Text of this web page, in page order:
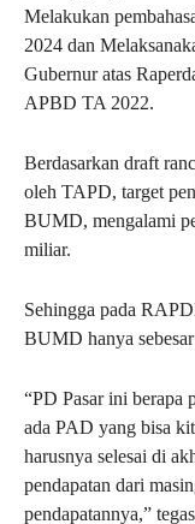
Melakukan
2024 dan
Gubernur atas
APBD TA 2022.
Berdasarkan draft
oleh TAPD, target
BUMD, mengalami
miliar.
Sehingga pada
BUMD hanya
“PD Pasar ini berapa
ada PAD yang bisa
harusnya selesai di
pendapatan dari
pendapatannya,”